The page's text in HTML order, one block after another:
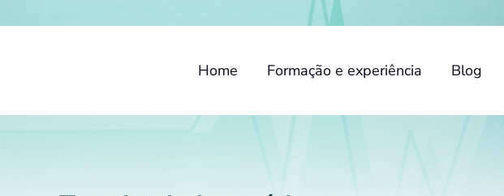
Home Formação e experiência Blog